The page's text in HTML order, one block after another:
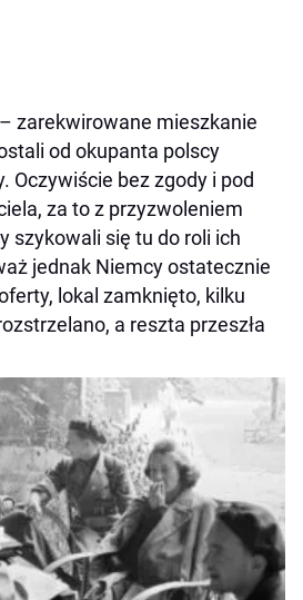
zarekwirowane mieszkanie
od okupanta polscy
Oczywiście bez zgody i pod
za to z przyzwoleniem
szykowali się tu do roli ich
jednak Niemcy ostatecznie
lokal zamknięto, kilku
a reszta przeszła